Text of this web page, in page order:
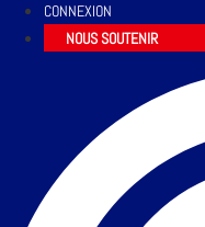
CONNEXION
NOUS SOUTENIR